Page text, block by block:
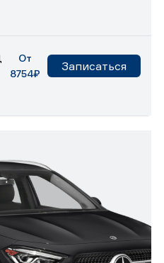
От
8754₽
Записаться